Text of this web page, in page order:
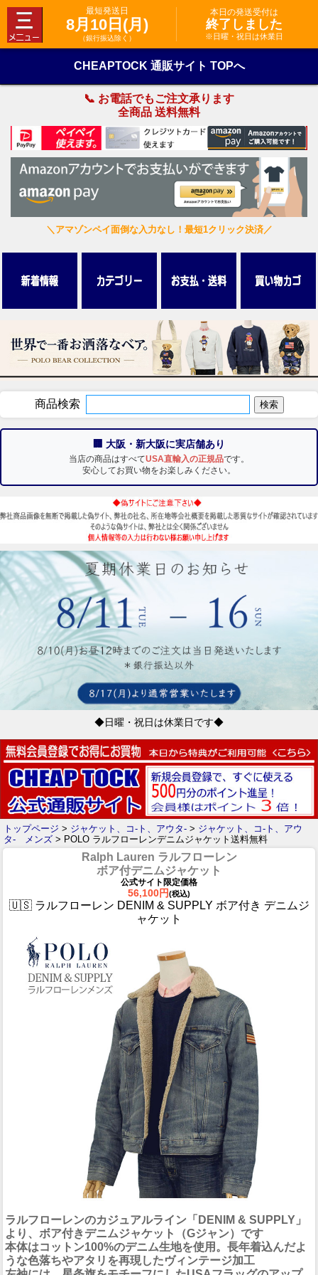
最短発送日
8月10日(月)
（銀行振込除く）
本日の発送受付は
終了しました
※日曜・祝日は休業日
CHEAPTOCK 通販サイト TOPへ
📞 お電話でもご注文承ります
全商品 送料無料
＼アマゾンペイ面倒な入力なし！最短1クリック決済／
商品検索
🏢 大阪・新大阪に実店舗あり
当店の商品はすべてUSA直輸入の正規品です。
安心してお買い物をお楽しみください。
◆日曜・祝日は休業日です◆
トップページ > ジャケット、コ-ト、アウタ- > ジャケット、コ-ト、アウ
タ- メンズ > POLO ラルフローレンデニムジャケット送料無料
Ralph Lauren ラルフローレン
ボア付デニムジャケット
公式サイト限定価格
56,100円(税込)
🇺🇸 ラルフローレン DENIM & SUPPLY ボア付き デニムジ
ャケット
ラルフローレンのカジュアルライン「DENIM & SUPPLY」
より、ボア付きデニムジャケット（Gジャン）です
本体はコットン100%のデニム生地を使用。長年着込んだよ
うな色落ちやアタリを再現したヴィンテージ加工